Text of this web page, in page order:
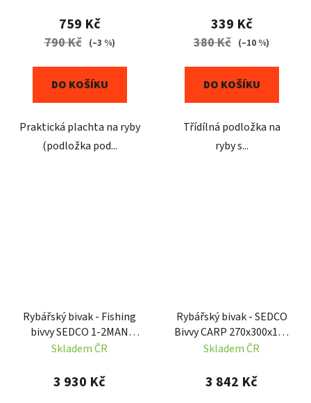
759 Kč
790 Kč (–3 %)
DO KOŠÍKU
Praktická plachta na ryby
(podložka pod...
339 Kč
380 Kč (–10 %)
DO KOŠÍKU
Třídílná podložka na
ryby s...
Rybářský bivak - Fishing
bivvy SEDCO 1-2MAN
300x270x165 cm
Skladem ČR
3 930 Kč
Rybářský bivak - SEDCO
Bivvy CARP 270x300x170
cm
Skladem ČR
3 842 Kč